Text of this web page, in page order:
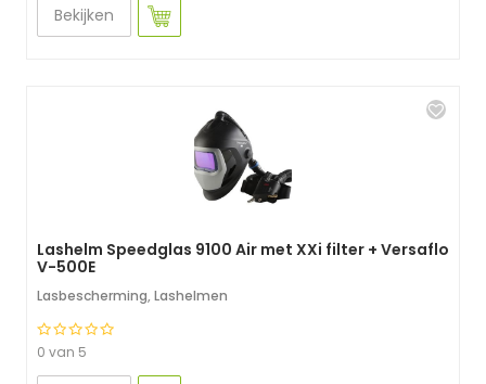
Bekijken
Lashelm Speedglas 9100 Air met XXi filter + Versaflo
V-500E
Lasbescherming, Lashelmen
0 van 5